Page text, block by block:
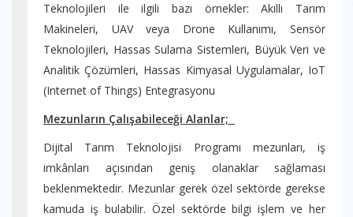
Teknolojileri ile ilgili bazı örnekler: Akıllı Tarım
Makineleri, UAV veya Drone Kullanımı, Sensör
Teknolojileri, Hassas Sulama Sistemleri, Büyük Veri ve
Analitik Çözümleri, Hassas Kimyasal Uygulamalar, IoT
(Internet of Things) Entegrasyonu
Mezunların Çalışabileceği Alanlar;
Dijital Tarım Teknolojisi Programı mezunları, iş
imkânları açısından geniş olanaklar sağlaması
beklenmektedir. Mezunlar gerek özel sektörde gerekse
kamuda iş bulabilir. Özel sektörde bilgi işlem ve her